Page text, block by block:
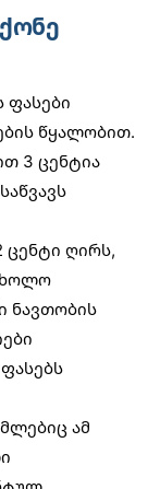
ფასები
წყალობით.
3 ცენტია
ცენტი ღირს,
ხოლო
ნავთობის
ამ